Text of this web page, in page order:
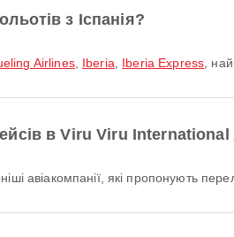
з Іспанія?
Airlines, Iberia Iberia Express ,
в Viru Viru
авіакомпанії, які пропонують